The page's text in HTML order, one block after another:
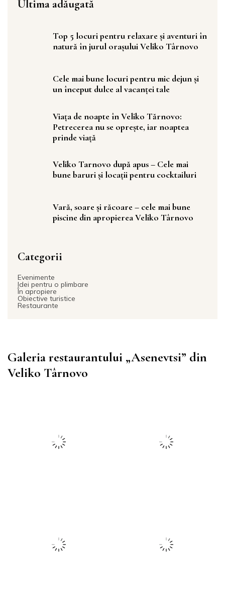
Ultima adăugată
Top 5 locuri pentru relaxare și aventuri în
natură în jurul orașului Veliko Târnovo
Cele mai bune locuri pentru mic dejun și
un început dulce al vacanței tale
Viața de noapte în Veliko Tărnovo:
Petrecerea nu se oprește, iar noaptea
prinde viață
Veliko Tarnovo după apus – Cele mai
bune baruri și locații pentru cocktailuri
Vară, soare și răcoare – cele mai bune
piscine din apropierea Veliko Târnovo
Categorii
Evenimente
Idei pentru o plimbare
În apropiere
Obiective turistice
Restaurante
Galeria restaurantului „Asenevtsi” din
Veliko Târnovo